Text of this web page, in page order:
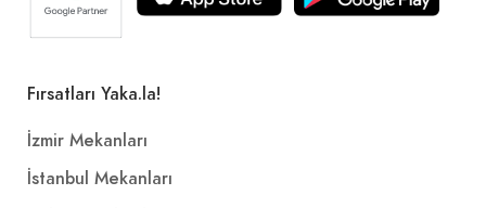
Fırsatları Yaka.la!
İzmir Mekanları
İstanbul Mekanları